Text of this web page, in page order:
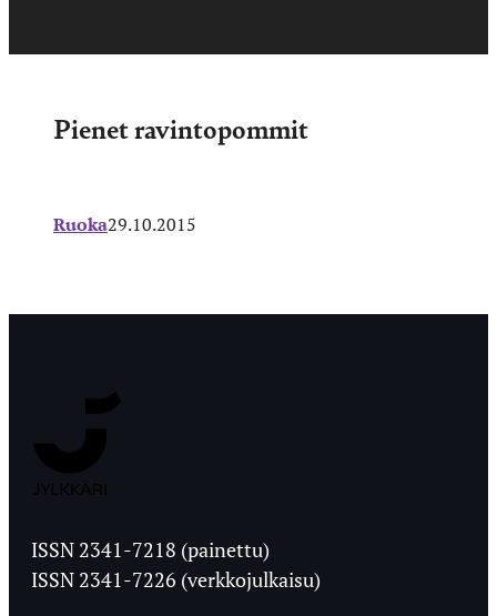
Pienet ravintopommit
Ruoka29.10.2015
Ylioppilaslehti
ISSN 2341-7218 (painettu)
ISSN 2341-7226 (verkkojulkaisu)